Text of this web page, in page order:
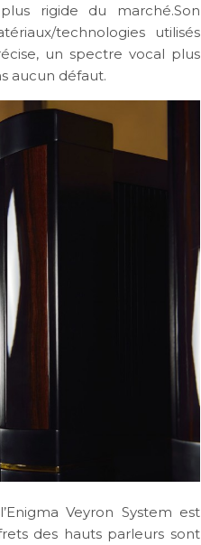
rigide du marché.Son
technologies utilisés
un spectre vocal plus
aucun défaut.
Veyron System est
des hauts parleurs sont